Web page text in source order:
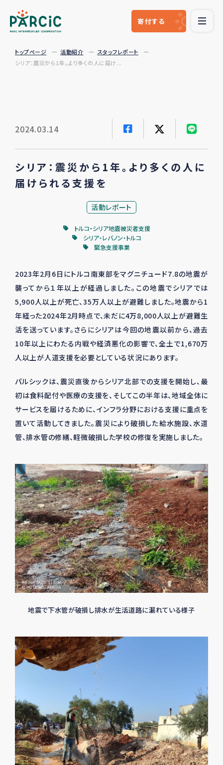
寄付する
トップページ 活動紹介
スタッフレポート
シリア：震災から1年。より多くの人に届け...
2024.03.14
シリア：震災から1年。より多くの人に
届けられる支援を
活動レポート
トルコ・シリア地震被災者支援
シリア・レバノン・トルコ
緊急支援事業
2023年2月 6日にトルコ南東部をマグニチュード7.8の地震が
襲ってから１年以上が経過しました。この地震でシリアでは
5,900人以上が死亡、35万人以上が避難しました。地震から1
年経った2024年2月時点で、未だに4万8,000人以上が避難生
活を送っています。さらにシリアは今回の地震以前から、過去
10年以上にわたる内戦や経済悪化の影響で、全土で1,670万
人以上が人道支援を必要としている状況にあります。
パルシックは、震災直後からシリア北部での支援を開始し、最
初は食料配付や医療の支援を、そしてこの半年は、地域全体に
サービスを届けるために、インフラ分野における支援に重点を
置いて活動してきました。震災により破損した給水施設、水道
管、排水管の修繕、軽微破損した学校の修復を実施しました。
地震で下水管が破損し排水が生活道路に漏れている様子